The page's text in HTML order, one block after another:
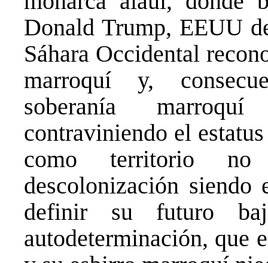
Donald Trump, EEUU
Sáhara Occidental
marroquí y,
soberanía
contraviniendo el
como territorio no
descolonización siendo
definir su futuro
autodeterminación, que